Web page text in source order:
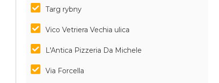
Targ rybny
Vico Vetriera Vechia ulica
L'Antica Pizzeria Da Michele
Via Forcella